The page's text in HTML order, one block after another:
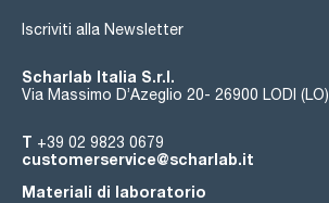
Iscriviti alla Newsletter
Scharlab Italia S.r.l.
Via Massimo D’Azeglio 20- 26900 LODI (LO)
T +39 02 9823 0679
customerservice@scharlab.it
Materiali di laboratorio